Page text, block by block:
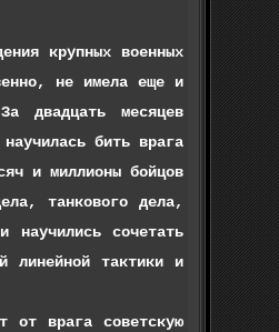
крупных военных
не имела еще и
двадцать месяцев
бить врага
и миллионы бойцов
танкового дела,
научились сочетать
линейной тактики и
врага советскую